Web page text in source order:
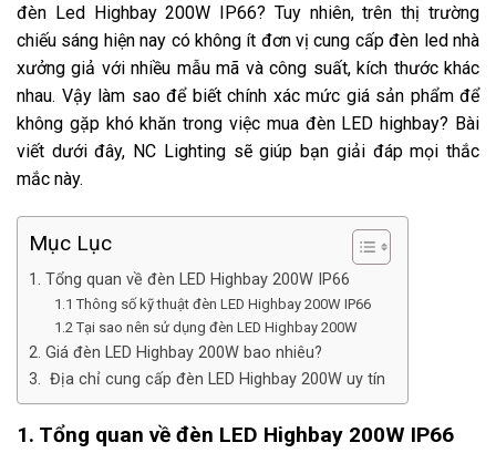
đèn Led Highbay 200W IP66? Tuy nhiên, trên thị trường
chiếu sáng hiện nay có không ít đơn vị cung cấp đèn led nhà
xưởng giả với nhiều mẫu mã và công suất, kích thước khác
nhau. Vậy làm sao để biết chính xác mức giá sản phẩm để
không gặp khó khăn trong việc mua đèn LED highbay? Bài
viết dưới đây, NC Lighting sẽ giúp bạn giải đáp mọi thắc
mắc này.
Mục Lục
1. Tổng quan về đèn LED Highbay 200W IP66
1.1 Thông số kỹ thuật đèn LED Highbay 200W IP66
1.2 Tại sao nên sử dụng đèn LED Highbay 200W
2. Giá đèn LED Highbay 200W bao nhiêu?
3. Địa chỉ cung cấp đèn LED Highbay 200W uy tín
1. Tổng quan về đèn LED Highbay 200W IP66